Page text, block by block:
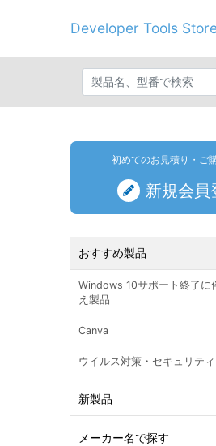
Developer Tools
初めてのお見積り・ご
新規会員
おすすめ製品
Windows 10サポート終了に
え製品
Canva
ウイルス対策・セキュリティ
新製品
メーカー名で探す